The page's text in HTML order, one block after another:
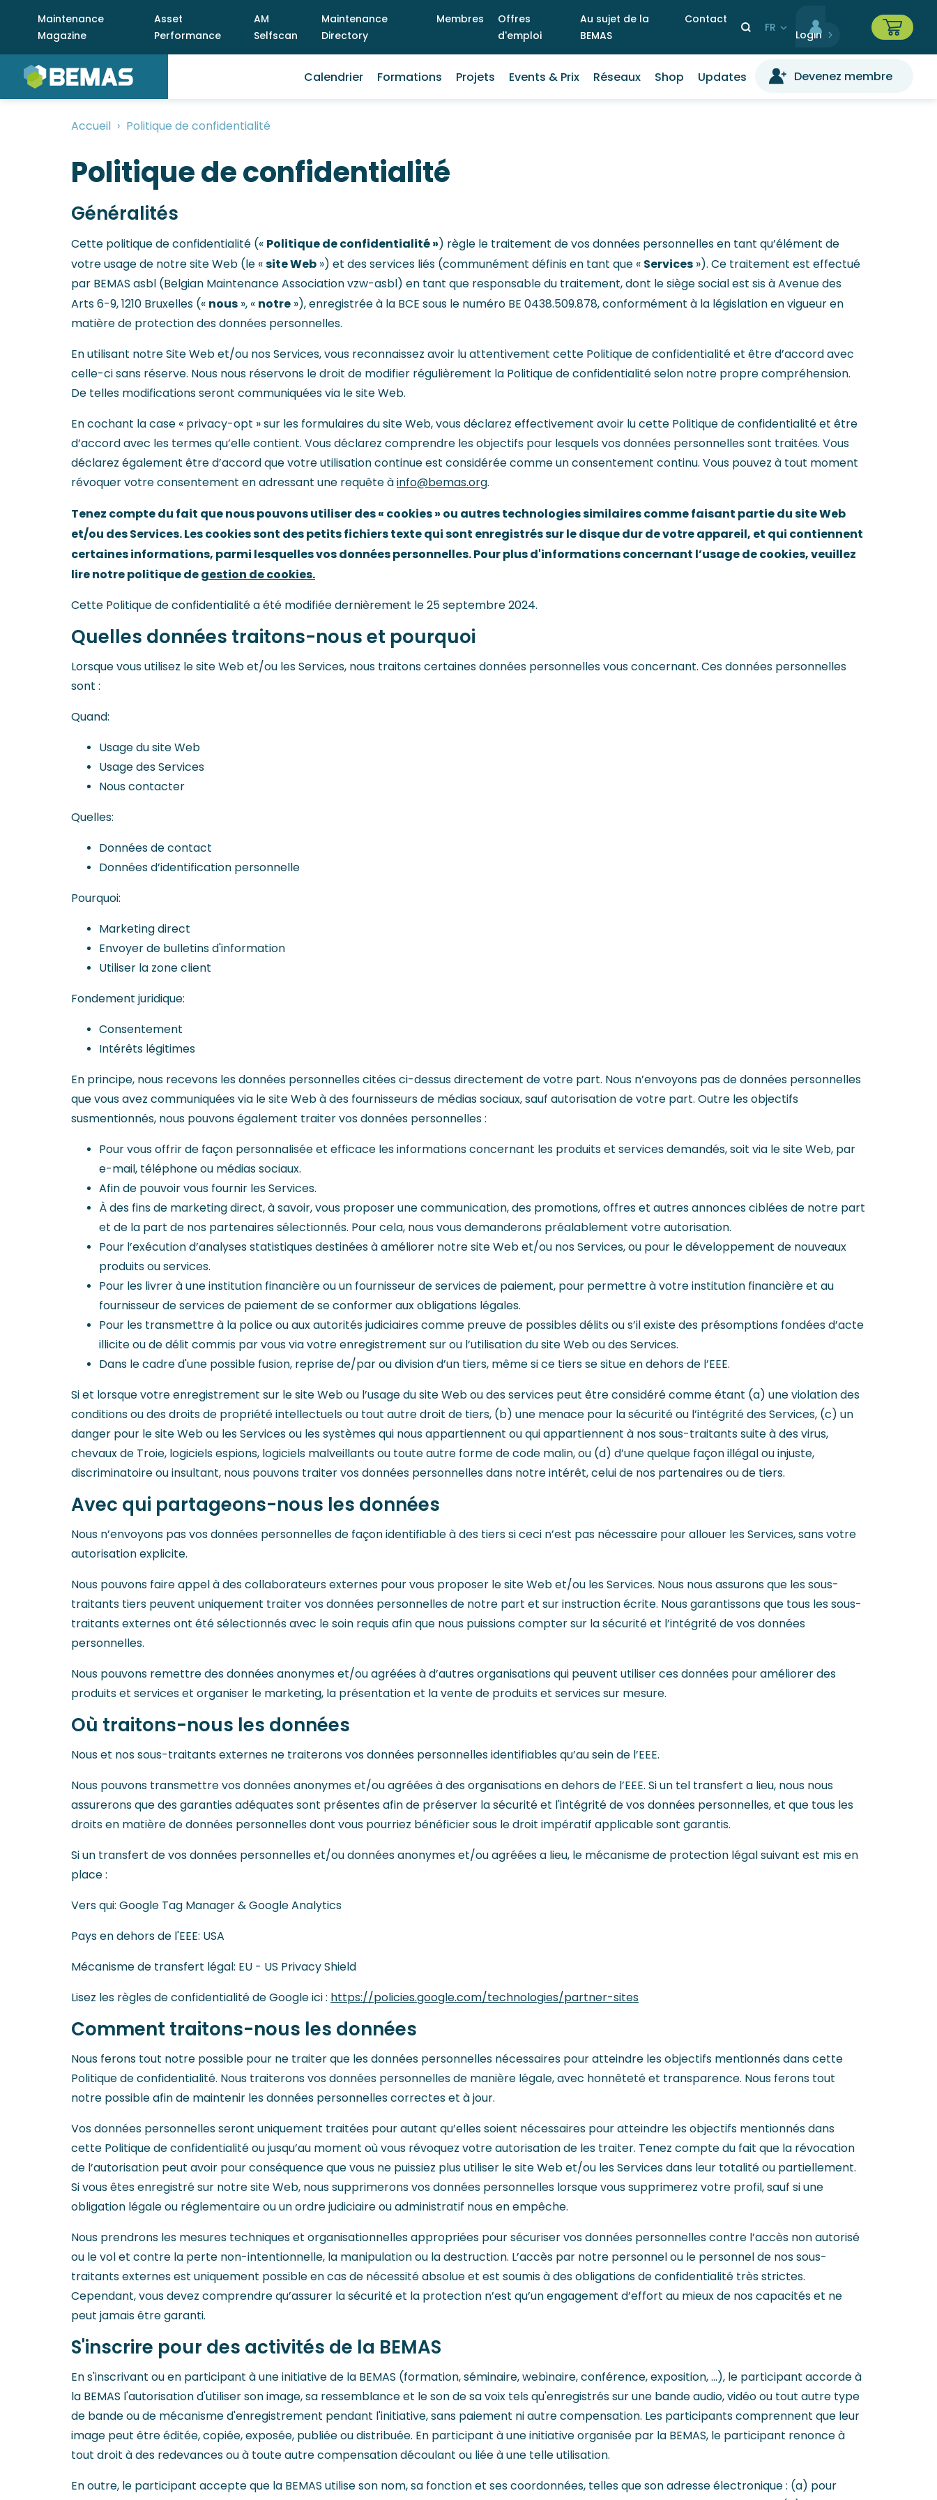
principal
Meta
menu
Maintenance
Magazine
Asset
Performance
AM
Selfscan
Maintenance
Directory
Membres
Offres
d'emploi
Au sujet de la
BEMAS
Contact
Select
language
Main
Calendrier Formations Projets Events & Prix Réseaux Shop Updates Devenez membre
Fil
d'Ariane
Accueil Politique de confidentialité
Politique de confidentialité
Généralités
Cette politique de confidentialité (« Politique de confidentialité ») règle le traitement de vos données personnelles en tant qu’élément de
votre usage de notre site Web (le « site Web ») et des services liés (communément définis en tant que « Services »). Ce traitement est effectué
par BEMAS asbl (Belgian Maintenance Association vzw-asbl) en tant que responsable du traitement, dont le siège social est sis à Avenue des
Arts 6-9, 1210 Bruxelles (« nous », « notre »), enregistrée à la BCE sous le numéro BE 0438.509.878, conformément à la législation en vigueur en
matière de protection des données personnelles.
En utilisant notre Site Web et/ou nos Services, vous reconnaissez avoir lu attentivement cette Politique de confidentialité et être d’accord avec
celle-ci sans réserve. Nous nous réservons le droit de modifier régulièrement la Politique de confidentialité selon notre propre compréhension.
De telles modifications seront communiquées via le site Web.
En cochant la case « privacy-opt » sur les formulaires du site Web, vous déclarez effectivement avoir lu cette Politique de confidentialité et être
d’accord avec les termes qu’elle contient. Vous déclarez comprendre les objectifs pour lesquels vos données personnelles sont traitées. Vous
déclarez également être d’accord que votre utilisation continue est considérée comme un consentement continu. Vous pouvez à tout moment
révoquer votre consentement en adressant une requête à info@bemas.org.
Tenez compte du fait que nous pouvons utiliser des « cookies » ou autres technologies similaires comme faisant partie du site Web
et/ou des Services. Les cookies sont des petits fichiers texte qui sont enregistrés sur le disque dur de votre appareil, et qui contiennent
certaines informations, parmi lesquelles vos données personnelles. Pour plus d'informations concernant l’usage de cookies, veuillez
lire notre politique de gestion de cookies.
Cette Politique de confidentialité a été modifiée dernièrement le 25 septembre 2024.
Quelles données traitons-nous et pourquoi
Lorsque vous utilisez le site Web et/ou les Services, nous traitons certaines données personnelles vous concernant. Ces données personnelles
sont :
Quand:
Usage du site Web
Usage des Services
Nous contacter
Quelles:
Données de contact
Données d’identification personnelle
Pourquoi:
Marketing direct
Envoyer de bulletins d'information
Utiliser la zone client
Fondement juridique:
Consentement
Intérêts légitimes
En principe, nous recevons les données personnelles citées ci-dessus directement de votre part. Nous n’envoyons pas de données personnelles
que vous avez communiquées via le site Web à des fournisseurs de médias sociaux, sauf autorisation de votre part. Outre les objectifs
susmentionnés, nous pouvons également traiter vos données personnelles :
Pour vous offrir de façon personnalisée et efficace les informations concernant les produits et services demandés, soit via le site Web, par
e-mail, téléphone ou médias sociaux.
Afin de pouvoir vous fournir les Services.
À des fins de marketing direct, à savoir, vous proposer une communication, des promotions, offres et autres annonces ciblées de notre part
et de la part de nos partenaires sélectionnés. Pour cela, nous vous demanderons préalablement votre autorisation.
Pour l’exécution d’analyses statistiques destinées à améliorer notre site Web et/ou nos Services, ou pour le développement de nouveaux
produits ou services.
Pour les livrer à une institution financière ou un fournisseur de services de paiement, pour permettre à votre institution financière et au
fournisseur de services de paiement de se conformer aux obligations légales.
Pour les transmettre à la police ou aux autorités judiciaires comme preuve de possibles délits ou s’il existe des présomptions fondées d’acte
illicite ou de délit commis par vous via votre enregistrement sur ou l’utilisation du site Web ou des Services.
Dans le cadre d'une possible fusion, reprise de/par ou division d’un tiers, même si ce tiers se situe en dehors de l’EEE.
Si et lorsque votre enregistrement sur le site Web ou l’usage du site Web ou des services peut être considéré comme étant (a) une violation des
conditions ou des droits de propriété intellectuels ou tout autre droit de tiers, (b) une menace pour la sécurité ou l’intégrité des Services, (c) un
danger pour le site Web ou les Services ou les systèmes qui nous appartiennent ou qui appartiennent à nos sous-traitants suite à des virus,
chevaux de Troie, logiciels espions, logiciels malveillants ou toute autre forme de code malin, ou (d) d’une quelque façon illégal ou injuste,
discriminatoire ou insultant, nous pouvons traiter vos données personnelles dans notre intérêt, celui de nos partenaires ou de tiers.
Avec qui partageons-nous les données
Nous n’envoyons pas vos données personnelles de façon identifiable à des tiers si ceci n’est pas nécessaire pour allouer les Services, sans votre
autorisation explicite.
Nous pouvons faire appel à des collaborateurs externes pour vous proposer le site Web et/ou les Services. Nous nous assurons que les sous-
traitants tiers peuvent uniquement traiter vos données personnelles de notre part et sur instruction écrite. Nous garantissons que tous les sous-
traitants externes ont été sélectionnés avec le soin requis afin que nous puissions compter sur la sécurité et l’intégrité de vos données
personnelles.
Nous pouvons remettre des données anonymes et/ou agréées à d’autres organisations qui peuvent utiliser ces données pour améliorer des
produits et services et organiser le marketing, la présentation et la vente de produits et services sur mesure.
Où traitons-nous les données
Nous et nos sous-traitants externes ne traiterons vos données personnelles identifiables qu’au sein de l’EEE.
Nous pouvons transmettre vos données anonymes et/ou agréées à des organisations en dehors de l’EEE. Si un tel transfert a lieu, nous nous
assurerons que des garanties adéquates sont présentes afin de préserver la sécurité et l'intégrité de vos données personnelles, et que tous les
droits en matière de données personnelles dont vous pourriez bénéficier sous le droit impératif applicable sont garantis.
Si un transfert de vos données personnelles et/ou données anonymes et/ou agréées a lieu, le mécanisme de protection légal suivant est mis en
place :
Vers qui: Google Tag Manager & Google Analytics
Pays en dehors de l'EEE: USA
Mécanisme de transfert légal: EU - US Privacy Shield
Lisez les règles de confidentialité de Google ici : https://policies.google.com/technologies/partner-sites
Comment traitons-nous les données
Nous ferons tout notre possible pour ne traiter que les données personnelles nécessaires pour atteindre les objectifs mentionnés dans cette
Politique de confidentialité. Nous traiterons vos données personnelles de manière légale, avec honnêteté et transparence. Nous ferons tout
notre possible afin de maintenir les données personnelles correctes et à jour.
Vos données personnelles seront uniquement traitées pour autant qu’elles soient nécessaires pour atteindre les objectifs mentionnés dans
cette Politique de confidentialité ou jusqu’au moment où vous révoquez votre autorisation de les traiter. Tenez compte du fait que la révocation
de l’autorisation peut avoir pour conséquence que vous ne puissiez plus utiliser le site Web et/ou les Services dans leur totalité ou partiellement.
Si vous êtes enregistré sur notre site Web, nous supprimerons vos données personnelles lorsque vous supprimerez votre profil, sauf si une
obligation légale ou réglementaire ou un ordre judiciaire ou administratif nous en empêche.
Nous prendrons les mesures techniques et organisationnelles appropriées pour sécuriser vos données personnelles contre l’accès non autorisé
ou le vol et contre la perte non-intentionnelle, la manipulation ou la destruction. L’accès par notre personnel ou le personnel de nos sous-
traitants externes est uniquement possible en cas de nécessité absolue et est soumis à des obligations de confidentialité très strictes.
Cependant, vous devez comprendre qu’assurer la sécurité et la protection n’est qu’un engagement d’effort au mieux de nos capacités et ne
peut jamais être garanti.
S'inscrire pour des activités de la BEMAS
En s'inscrivant ou en participant à une initiative de la BEMAS (formation, séminaire, webinaire, conférence, exposition, ...), le participant accorde à
la BEMAS l'autorisation d'utiliser son image, sa ressemblance et le son de sa voix tels qu'enregistrés sur une bande audio, vidéo ou tout autre type
de bande ou de mécanisme d'enregistrement pendant l'initiative, sans paiement ni autre compensation. Les participants comprennent que leur
image peut être éditée, copiée, exposée, publiée ou distribuée. En participant à une initiative organisée par la BEMAS, le participant renonce à
tout droit à des redevances ou à toute autre compensation découlant ou liée à une telle utilisation.
En outre, le participant accepte que la BEMAS utilise son nom, sa fonction et ses coordonnées, telles que son adresse électronique : (a) pour